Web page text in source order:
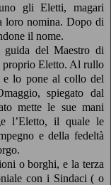
gli Eletti, magari
loro nomina. Dopo di
il nome.
guida del Maestro di
proprio Eletto. Al rullo
e lo pone al collo del
spiegato dal
mette le sue mani
l’Eletto, il quale le
e della fedeltà
o borghi, e la terza
con i Sindaci ( o